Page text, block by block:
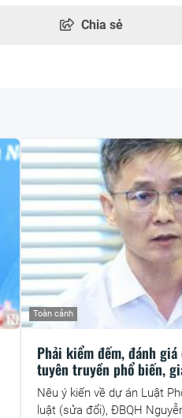
Chia sẻ
Phải kiểm đếm, đánh
tuyên truyền phổ biến,
Toàn cảnh
Nêu ý kiến về dự án Luật
luật (sửa đổi), ĐBQH